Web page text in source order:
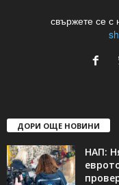
свържете се с
ДОРИ ОЩЕ НОВИНИ
НАП: